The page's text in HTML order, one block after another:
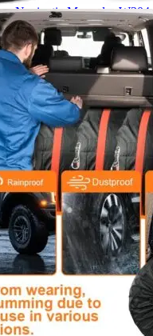
Navigație Mercedes W204
Navigație Mercedes W211
Navigație Mercedes Sprinter
Navigație Passat B5
Navigație Passat B5 5
Navigație Passat B6
Navigație Passat B7
Navigație Passat B8
Navigație Passat CC
Navigație Skoda Fabia 1
Navigație Skoda Fabia 2
Navigație Skoda Octavia 1
Navigație Skoda Octavia 2
Navigație Skoda Octavia 3
Navigație Skoda Rapid
Navigație Skoda Superb 1
Navigație Skoda Superb 2
Toyota Avensis T25
Plafon Auto
350 Litri
350 Litri